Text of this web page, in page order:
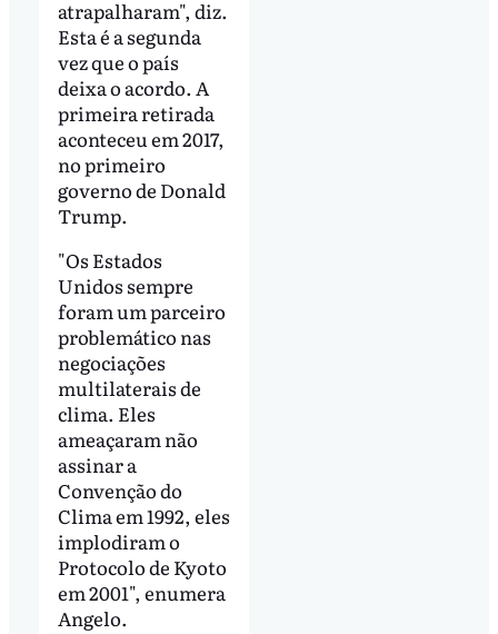
atrapalharam", diz.
Esta é a segunda
vez que o país
deixa o acordo. A
primeira retirada
aconteceu em 2017,
no primeiro
governo de Donald
Trump.
"Os Estados
Unidos sempre
foram um parceiro
problemático nas
negociações
multilaterais de
clima. Eles
ameaçaram não
assinar a
Convenção do
Clima em 1992, eles
implodiram o
Protocolo de Kyoto
em 2001", enumera
Angelo.